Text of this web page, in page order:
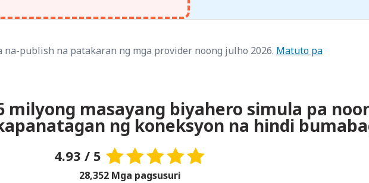
na-publish na patakaran ng mga provider noong julho 2026. Matuto pa
milyong masayang biyahero simula pa
ng koneksyon na hindi
4.93 / 5
28,352 Mga pagsusuri